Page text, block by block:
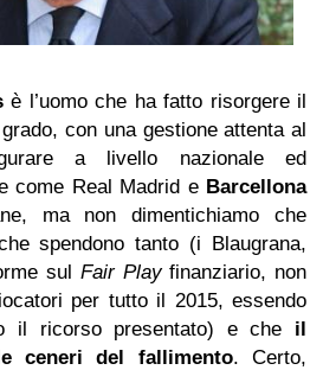
è l’uomo che ha fatto risorgere il
con una gestione attenta al
a livello nazionale ed
come Real Madrid e Barcellona
ma non dimentichiamo che
spendono tanto (i Blaugrana,
sul Fair Playfinanziario, non
per tutto il 2015, essendo
il ricorso presentato) e che il
ceneri del fallimento. Certo,